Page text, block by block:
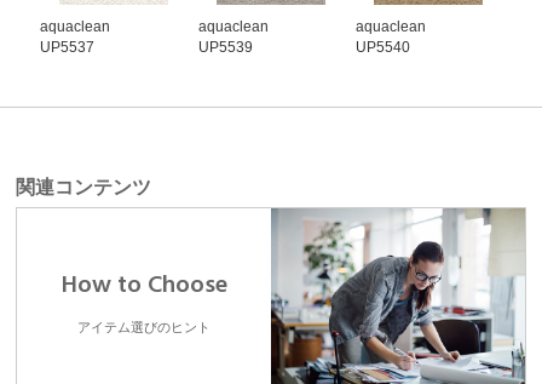
aquaclean
UP5537
aquaclean
UP5539
aquaclean
UP5540
関連コンテンツ
How to Choose
アイテム選びのヒント